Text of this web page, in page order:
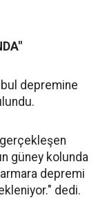
depremine
gerçekleşen
güney kolunda
depremi
dedi.